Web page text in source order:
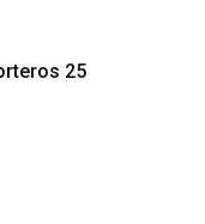
25